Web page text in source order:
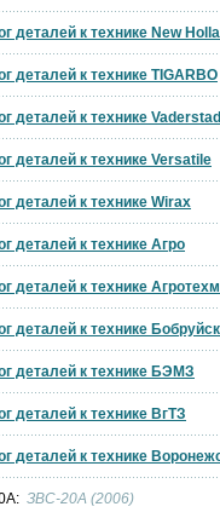
деталей к технике New
деталей к технике TIGARBO
деталей к технике Vaderstad
деталей к технике Versatile
деталей к технике Wirax
деталей к технике Агро
деталей к технике
деталей к технике
деталей к технике БЭМЗ
деталей к технике ВгТЗ
деталей к технике
ЗВС-20А (2006)